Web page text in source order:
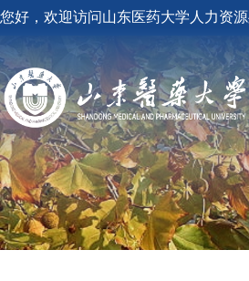
您好，欢迎访问山东医药大学人力资